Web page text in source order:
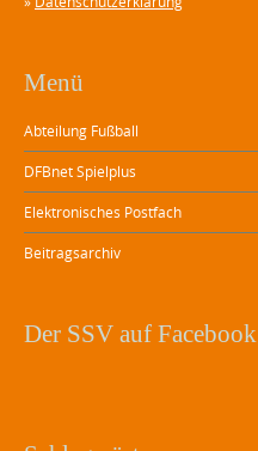
Menü
Abteilung Fußball
DFBnet Spielplus
Elektronisches Postfach
Beitragsarchiv
Der SSV auf Facebook